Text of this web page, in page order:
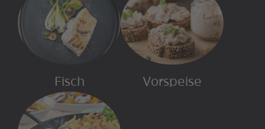
Fisch Vorspeise